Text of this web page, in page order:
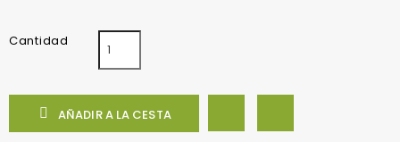
Cantidad
 AÑADIR A LA CESTA